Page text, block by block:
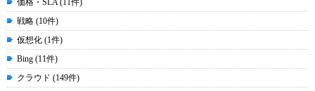
価格・SLA (11件)
戦略 (10件)
仮想化 (1件)
Bing (11件)
クラウド (149件)